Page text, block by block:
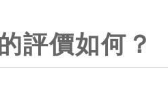
評價如何？